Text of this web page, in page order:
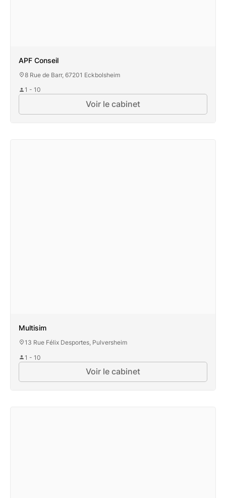
APF Conseil
8 Rue de Barr, 67201 Eckbolsheim
1 - 10
Voir le cabinet
Multisim
13 Rue Félix Desportes, Pulversheim
1 - 10
Voir le cabinet